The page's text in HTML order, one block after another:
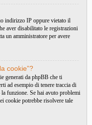
indirizzo IP oppure vietato il
aver disabilitato le registrazioni
un amministratore per avere
cookie”?
generati da phpBB che ti
ad esempio di tenere traccia di
funzione. Se hai avuto problemi
cookie potrebbe risolvere tale